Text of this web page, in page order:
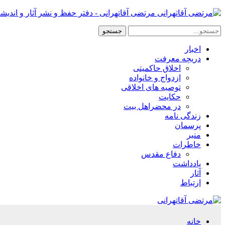
مرتضی آقاتهرانی - دفتر حفظ و نشر آثار و
اخبار
دریچه معرفت
اخلاق حاکمیتی
ازدواج و خانواده
توصیه های اخلاقی
حکایت
در محضراهل بیت
زندگی نامه
پرسمان
منبر
خاطرات
دفاع مقدس
یادداشت
آثار
ارتباط
خانه